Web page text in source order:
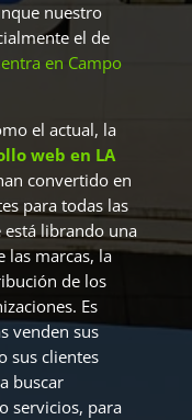
nuestro
el de
en Campo
el actual, la
web en LA
convertido en
para todas las
librando una
las marcas, la
de los
Es
venden sus
sus clientes
buscar
servicios, para